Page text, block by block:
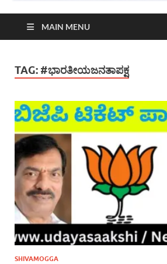
MAIN MENU
TAG: #ಭಾರತೀಯಜನತಾಪಕ್ಷ
SHIVAMOGGA